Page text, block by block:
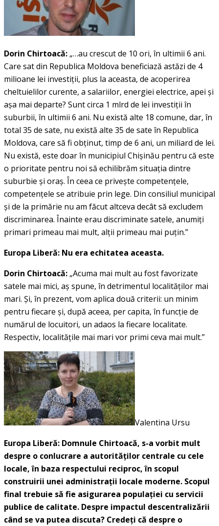
Dorin Chirtoacă: „…au crescut de 10 ori, în ultimii 6 ani.
Care sat din Republica Moldova beneficiază astăzi de 4
milioane lei investiţii, plus la aceasta, de acoperirea
cheltuielilor curente, a salariilor, energiei electrice, apei şi
aşa mai departe? Sunt circa 1 mlrd de lei investiţii în
suburbii, în ultimii 6 ani. Nu există alte 18 comune, dar, în
total 35 de sate, nu există alte 35 de sate în Republica
Moldova, care să fi obţinut, timp de 6 ani, un miliard de lei.
Nu există, este doar în municipiul Chişinău pentru că este
o prioritate pentru noi să echilibrăm situaţia dintre
suburbie şi oraş. În ceea ce priveşte competenţele,
competenţele se atribuie prin lege. Din consiliul municipal
şi de la primărie nu am făcut altceva decât să excludem
discriminarea. Înainte erau discriminate satele, anumiţi
primari primeau mai mult, alţii primeau mai puţin.”
Europa Liberă: Nu era echitatea aceasta.
Dorin Chirtoacă: „Acuma mai mult au fost favorizate
satele mai mici, aş spune, în detrimentul localităţilor mai
mari. Şi, în prezent, vom aplica două criterii: un minim
pentru fiecare şi, după aceea, per capita, în funcţie de
numărul de locuitori, un adaos la fiecare localitate.
Respectiv, localităţile mai mari vor primi ceva mai mult.”
Valentina Ursu
Europa Liberă: Domnule Chirtoacă, s-a vorbit mult
despre o conlucrare a autorităţilor centrale cu cele
locale, în baza respectului reciproc, în scopul
construirii unei administraţii locale moderne. Scopul
final trebuie să fie asigurarea populaţiei cu servicii
publice de calitate. Despre impactul descentralizării
când se va putea discuta? Credeţi că despre o